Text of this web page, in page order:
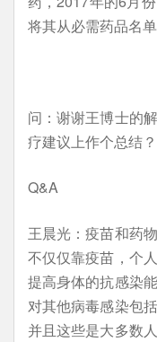
将其从必需药品名单
问：谢谢王博士的
疗建议上作个总结？
Q&A
王晨光：疫苗和药
不仅仅靠疫苗，个
提高身体的抗感染
对其他病毒感染包
并且这些是大多数